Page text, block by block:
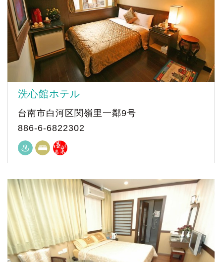
洗心館ホテル
台南市白河区関嶺里一鄰9号
886-6-6822302